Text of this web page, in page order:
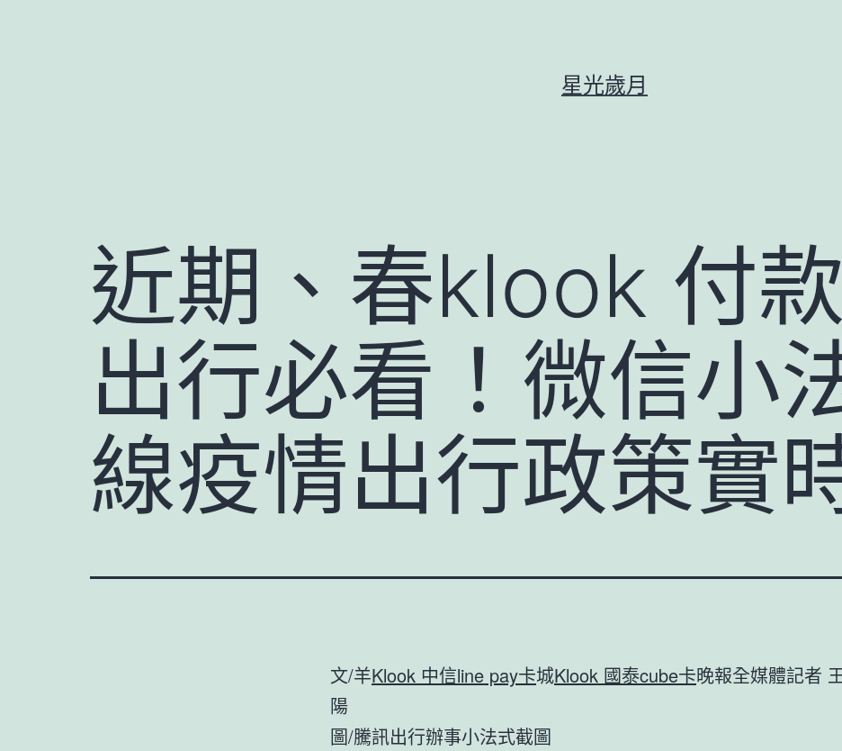
星光歲月
近期、春klook 付
出行必看！微信小
線疫情出行政策實
文/羊Klook 中信line pay卡城Klook 國泰cube卡晚報全媒體記者
陽
圖/騰訊出行辦事小法式截圖